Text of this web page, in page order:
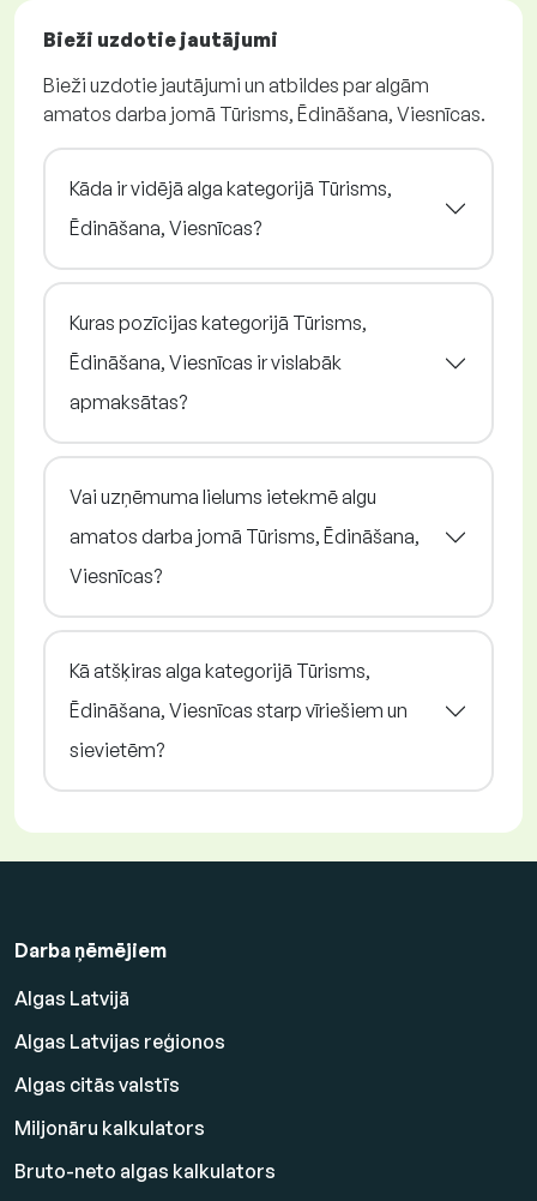
Bieži uzdotie jautājumi
Bieži uzdotie jautājumi un atbildes par algām
amatos darba jomā Tūrisms, Ēdināšana, Viesnīcas.
Kāda ir vidējā alga kategorijā Tūrisms,
Ēdināšana, Viesnīcas?
Kuras pozīcijas kategorijā Tūrisms,
Ēdināšana, Viesnīcas ir vislabāk
apmaksātas?
Vai uzņēmuma lielums ietekmē algu
amatos darba jomā Tūrisms, Ēdināšana,
Viesnīcas?
Kā atšķiras alga kategorijā Tūrisms,
Ēdināšana, Viesnīcas starp vīriešiem un
sievietēm?
Darba ņēmējiem
Algas Latvijā
Algas Latvijas reģionos
Algas citās valstīs
Miljonāru kalkulators
Bruto-neto algas kalkulators